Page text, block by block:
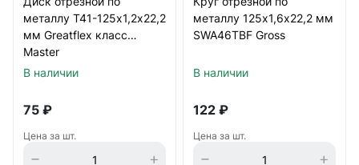
металлу Т41-125х1,2х22,2
мм Greatflex класс
Master
В наличии
75 ₽
Цена за шт.
металлу 125х1,6х22,2 мм
SWA46TBF Gross
В наличии
122 ₽
Цена за шт.